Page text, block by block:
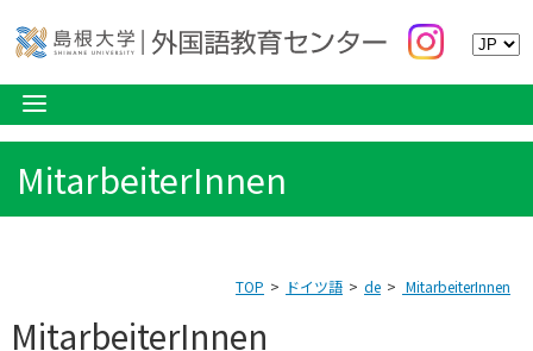
MitarbeiterInnen
TOP ドイツ語 de MitarbeiterInnen
MitarbeiterInnen